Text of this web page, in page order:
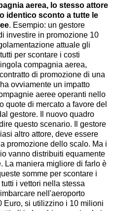
aerea, lo stesso attore
identico sconto a tutte le
. Esempio: un gestore
investire in promozione 10
attuale gli
per scontare i costi
compagnia aerea,
di promozione di una
ovviamente un impatto
aeree operanti nello
quote di mercato a favore del
gestore. Il nuovo quadro
questo scenario. Il gestore
altro attore, deve essere
promozione dello scalo. Ma i
vanno distribuiti equamente
La maniera migliore di farlo è
somme per scontare i
i vettori nella stessa
nell'aeroporto
Euro, si utilizzino i 10 milioni